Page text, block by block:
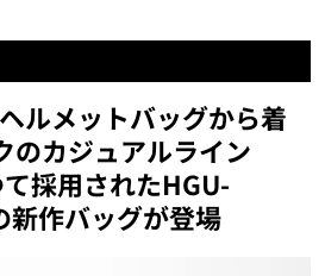
ルメットバッグから着
のカジュアルライン
採用されたHGU-
作バッグが登場